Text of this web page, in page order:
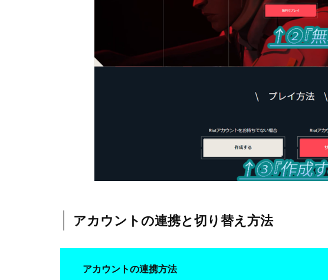
アカウントの連携と切り替え方法
アカウントの連携方法